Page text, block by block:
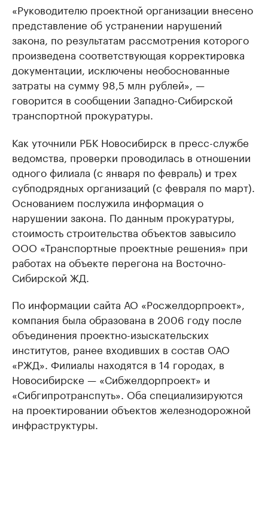
«Руководителю проектной организации внесено
представление об устранении нарушений
закона, по результатам рассмотрения которого
произведена соответствующая корректировка
документации, исключены необоснованные
затраты на сумму 98,5 млн рублей», —
говорится в сообщении Западно-Сибирской
транспортной прокуратуры.
Как уточнили РБК Новосибирск в пресс-службе
ведомства, проверки проводилась в отношении
одного филиала (с января по февраль) и трех
субподрядных организаций (с февраля по март).
Основанием послужила информация о
нарушении закона. По данным прокуратуры,
стоимость строительства объектов завысило
ООО «Транспортные проектные решения» при
работах на объекте перегона на Восточно-
Сибирской ЖД.
По информации сайта АО «Росжелдорпроект»,
компания была образована в 2006 году после
объединения проектно-изыскательских
институтов, ранее входивших в состав ОАО
«РЖД». Филиалы находятся в 14 городах, в
Новосибирске — «Сибжелдорпроект» и
«Сибгипротранспуть». Оба специализируются
на проектировании объектов железнодорожной
инфраструктуры.